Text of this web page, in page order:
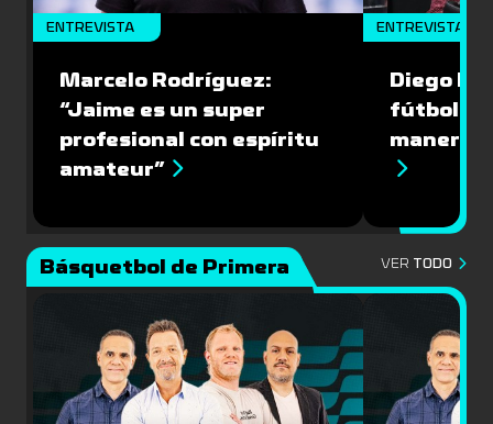
ENTREVISTA
Marcelo Rodríguez:
“Jaime es un super
profesional con espíritu
amateur”
ENTREVISTA
Diego
fútbol
manera
Básquetbol de Primera VER TODO